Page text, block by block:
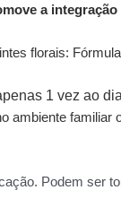
a
florais:
1 vez ao
ambiente familiar
Podem ser